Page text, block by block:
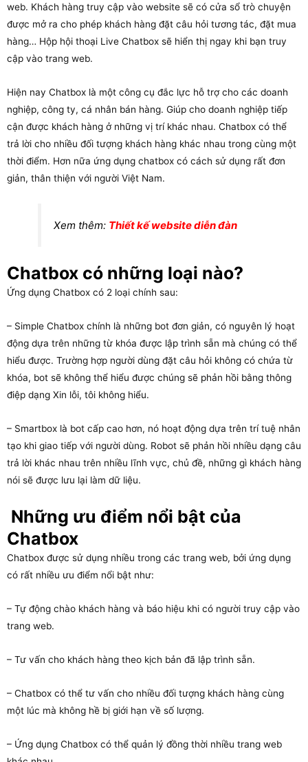
web. Khách hàng truy cập vào website sẽ có cửa sổ trò chuyện
được mở ra cho phép khách hàng đặt câu hỏi tương tác, đặt mua
hàng… Hộp hội thoại Live Chatbox sẽ hiển thị ngay khi bạn truy
cập vào trang web.
Hiện nay Chatbox là một công cụ đắc lực hỗ trợ cho các doanh
nghiệp, công ty, cá nhân bán hàng. Giúp cho doanh nghiệp tiếp
cận được khách hàng ở những vị trí khác nhau. Chatbox có thể
trả lời cho nhiều đối tượng khách hàng khác nhau trong cùng một
thời điểm. Hơn nữa ứng dụng chatbox có cách sử dụng rất đơn
giản, thân thiện với người Việt Nam.
Xem thêm: Thiết kế website diễn đàn
Chatbox có những loại nào?
Ứng dụng Chatbox có 2 loại chính sau:
– Simple Chatbox chính là những bot đơn giản, có nguyên lý hoạt
động dựa trên những từ khóa được lập trình sẵn mà chúng có thể
hiểu được. Trường hợp người dùng đặt câu hỏi không có chứa từ
khóa, bot sẽ không thể hiểu được chúng sẽ phản hồi bằng thông
điệp dạng Xin lỗi, tôi không hiểu.
– Smartbox là bot cấp cao hơn, nó hoạt động dựa trên trí tuệ nhân
tạo khi giao tiếp với người dùng. Robot sẽ phản hồi nhiều dạng câu
trả lời khác nhau trên nhiều lĩnh vực, chủ đề, những gì khách hàng
nói sẽ được lưu lại làm dữ liệu.
Những ưu điểm nổi bật của
Chatbox
Chatbox được sử dụng nhiều trong các trang web, bởi ứng dụng
có rất nhiều ưu điểm nổi bật như:
– Tự động chào khách hàng và báo hiệu khi có người truy cập vào
trang web.
– Tư vấn cho khách hàng theo kịch bản đã lập trình sẵn.
– Chatbox có thể tư vấn cho nhiều đối tượng khách hàng cùng
một lúc mà không hề bị giới hạn về số lượng.
– Ứng dụng Chatbox có thể quản lý đồng thời nhiều trang web